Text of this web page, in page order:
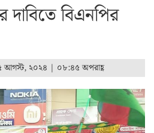
দাবিতে বিএনপির
আগস্ট, ২০২৪ | ০৮:৪৫ অপরাহ্ণ